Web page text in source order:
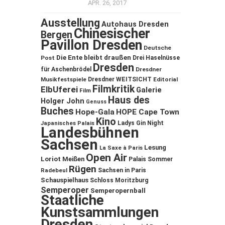
APR. 26, 2017
Ausstellung Autohaus Dresden
Bergen Chinesischer
Pavillon Dresden Deutsche
Post Die Ente bleibt draußen Drei Haselnüsse
für Aschenbrödel
Dresden Dresdner
Musikfestspiele Dresdner WEITSICHT Editorial
ElbUferei Film Filmkritik Galerie
Holger John Genuss Haus des
Buches Hope-Gala HOPE Cape Town
Japanisches Palais Kino Ladys Gin Night
Landesbühnen
Sachsen La Saxe à Paris Lesung
Loriot Meißen Open Air Palais Sommer
Radebeul Rügen Sachsen in Paris
Schauspielhaus Schloss Moritzburg
Semperoper Semperopernball
Staatliche
Kunstsammlungen